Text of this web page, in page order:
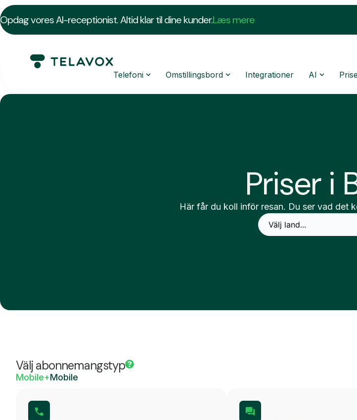
Opdag vores AI-receptionist. Altid klar til dine kunder.Læs mere
Telefoni Omstillingsbord Integrationer AI
Priser i
Här får du koll inför resan. Du ser vad det
Välj abonnemangstyp
Mobile+Mobile